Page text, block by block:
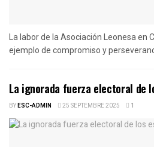
La labor de la Asociación Leonesa en
ejemplo de compromiso y
La ignorada fuerza electoral de
BYESC-ADMIN 25 SEPTEMBRE 2025 1